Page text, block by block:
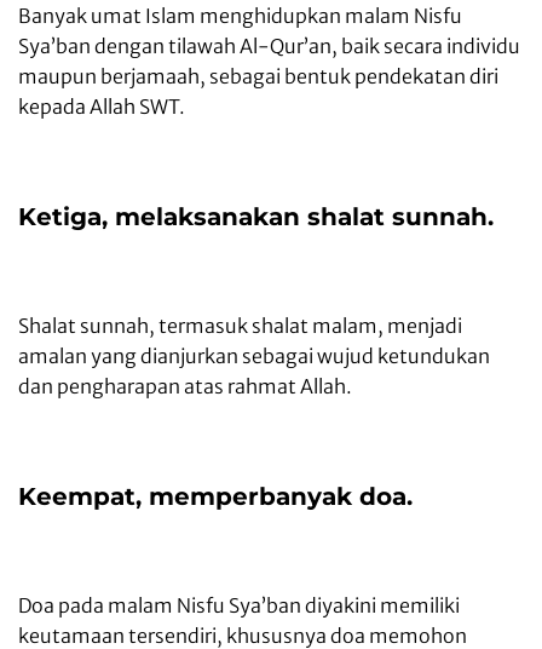
Banyak umat Islam menghidupkan malam Nisfu
Sya’ban dengan tilawah Al-Qur’an, baik secara individu
maupun berjamaah, sebagai bentuk pendekatan diri
kepada Allah SWT.
Ketiga, melaksanakan shalat sunnah.
Shalat sunnah, termasuk shalat malam, menjadi
amalan yang dianjurkan sebagai wujud ketundukan
dan pengharapan atas rahmat Allah.
Keempat, memperbanyak doa.
Doa pada malam Nisfu Sya’ban diyakini memiliki
keutamaan tersendiri, khususnya doa memohon